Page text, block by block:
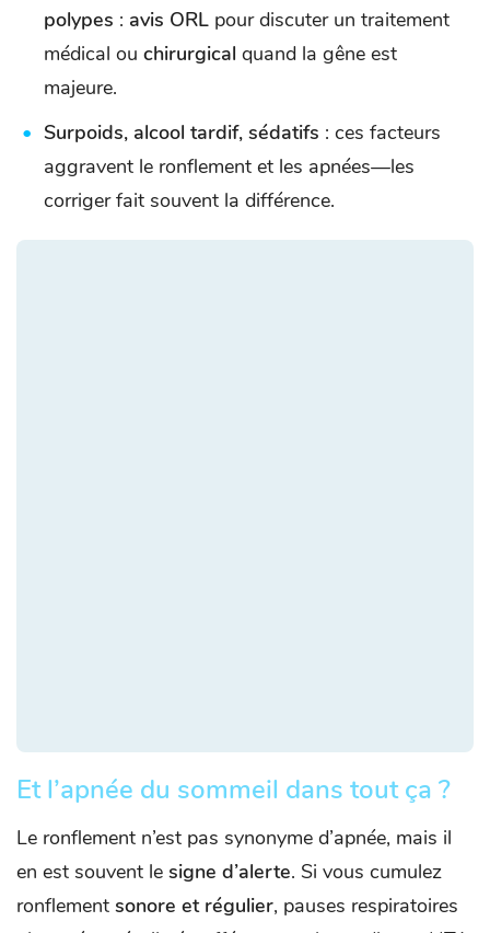
polypes : avis ORL pour discuter un traitement
médical ou chirurgical quand la gêne est
majeure.
Surpoids, alcool tardif, sédatifs : ces facteurs
aggravent le ronflement et les apnées—les
corriger fait souvent la différence.
Et l’apnée du sommeil dans tout ça ?
Le ronflement n’est pas synonyme d’apnée, mais il
en est souvent le signe d’alerte. Si vous cumulez
ronflement sonore et régulier, pauses respiratoires